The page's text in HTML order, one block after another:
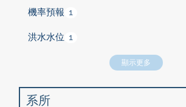
機率預報 1
洪水水位 1
顯示更多
系所